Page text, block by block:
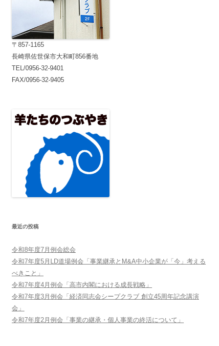
〒857-1165
長崎県佐世保市大和町856番地
TEL/0956-32-9401
FAX/0956-32-9405
最近の投稿
令和8年度7月例会総会
令和7年度5月LD道場例会「事業継承とM&A中小企業が「今」考える
べきこと」
令和7年度4月例会「高市内閣における成長戦略」
令和7年度3月例会「経済同志会シープクラブ 創立45周年記念講演
会」
令和7年度2月例会「事業の継承・個人事業の終活について」